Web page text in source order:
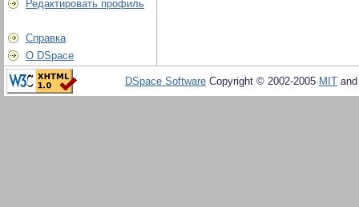
Редактировать профиль
Справка
О DSpace
DSpace Software Copyright © 2002-2005 MIT